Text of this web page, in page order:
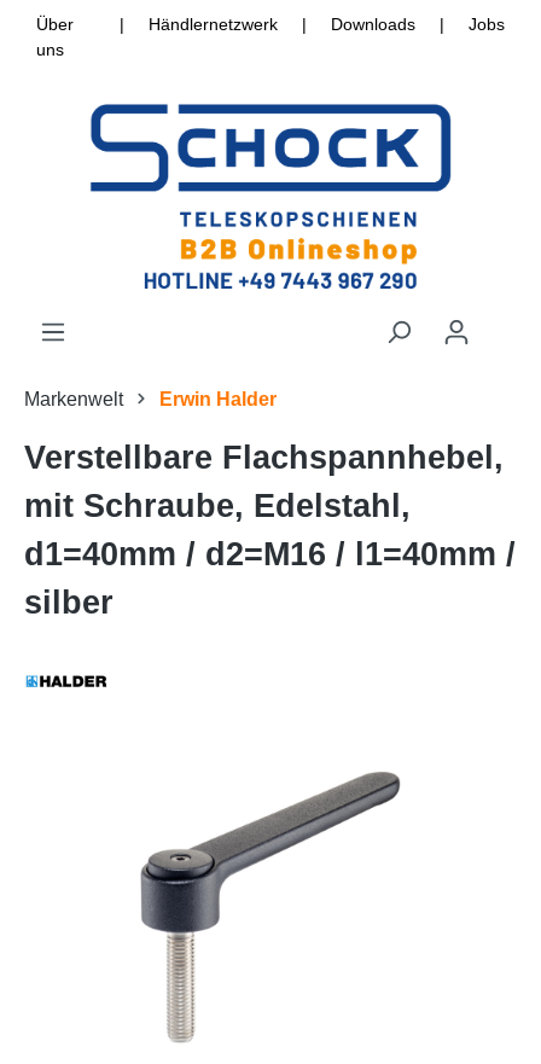
Über
uns
| Händlernetzwerk | Downloads | Jobs
Markenwelt Erwin Halder
Verstellbare Flachspannhebel,
mit Schraube, Edelstahl,
d1=40mm / d2=M16 / l1=40mm /
silber